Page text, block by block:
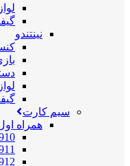
نینتندو
سیم کارت
همراه